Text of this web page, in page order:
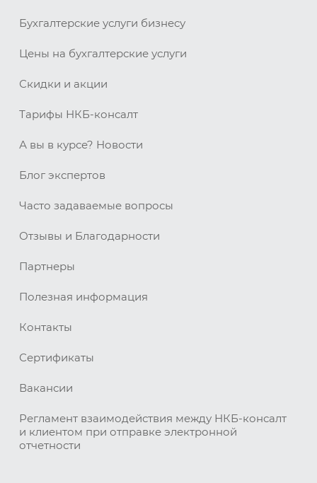
Бухгалтерские услуги бизнесу
Цены на бухгалтерские услуги
Скидки и акции
Тарифы НКБ-консалт
А вы в курсе? Новости
Блог экспертов
Часто задаваемые вопросы
Отзывы и Благодарности
Партнеры
Полезная информация
Контакты
Сертификаты
Вакансии
Регламент взаимодействия между НКБ-консалт
и клиентом при отправке электронной
отчетности